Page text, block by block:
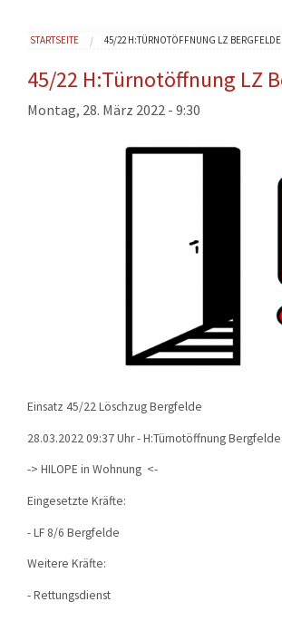
VEREINE
AKTUELLES
DOWNLOADS
TECHNIK
Sie sind hier
STARTSEITE 45/22 H:TÜRNOTÖFFNUNG LZ BERGFELDE
45/22 H:Türnotöffnung LZ
Montag, 28. März 2022 - 9:30
Einsatz 45/22 Löschzug Bergfelde
28.03.2022 09:37 Uhr - H:Türnotöffnung Bergfelde
-> HILOPE in Wohnung <-
Eingesetzte Kräfte:
- LF 8/6 Bergfelde
Weitere Kräfte:
- Rettungsdienst